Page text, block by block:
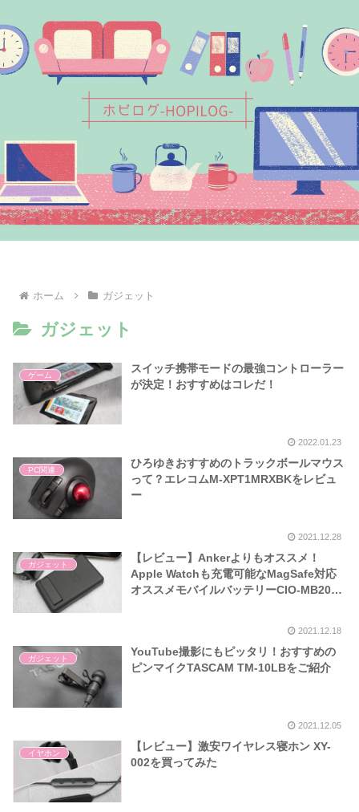
ホーム ガジェット
ガジェット
ゲーム
スイッチ携帯モードの最強コントローラー
が決定！おすすめはコレだ！
2022.01.23
PC関連
ひろゆきおすすめのトラックボールマウス
って？エレコムM-XPT1MRXBKをレビュ
ー
2021.12.28
ガジェット
【レビュー】Ankerよりもオススメ！
Apple Watchも充電可能なMagSafe対応
オススメモバイルバッテリーCIO-MB20W-
2021.12.18
ガジェット
YouTube撮影にもピッタリ！おすすめの
ピンマイクTASCAM TM-10LBをご紹介
2021.12.05
イヤホン
【レビュー】激安ワイヤレス寝ホン XY-
002を買ってみた